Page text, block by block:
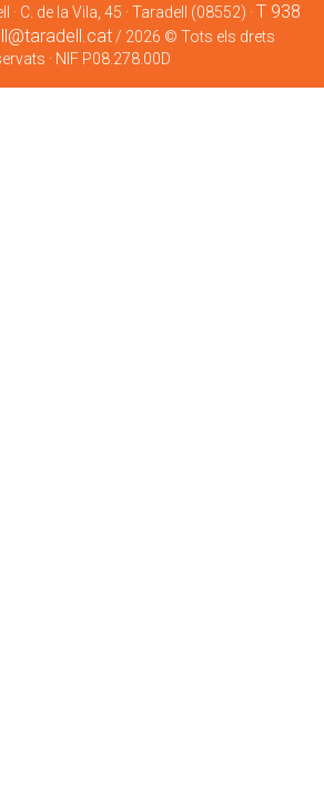
C. de la Vila, 45 · Taradell (08552) ·T 938
/ 2026 © Tots els drets
· NIF P08.278.00D